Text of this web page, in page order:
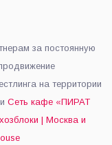
за постоянную
на территории
Сеть кафе «ПИРАТ
| Москва и